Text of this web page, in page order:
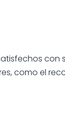
con
como el